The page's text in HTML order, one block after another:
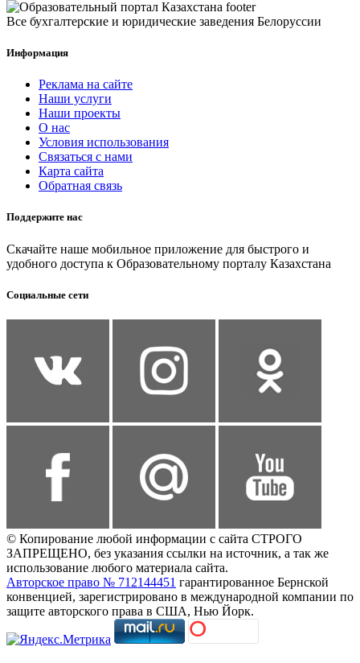
Все бухгалтерские и юридические заведения Белоруссии
Информация
Реклама на сайте
Наши услуги
Наши проекты
О нас
Условия использования
Связаться с нами
Карта сайта
Обратная связь
Поддержите нас
Скачайте наше мобильное приложение для быстрого и
удобного доступа к Образовательному порталу Казахстана
Социальные сети
© Копирование любой информации с сайта СТРОГО
ЗАПРЕЩЕНО, без указания ссылки на источник, а так же
использование любого материала сайта.
Авторское право № 712144451 гарантированное Бернской
конвенцией, зарегистрировано в международной компании по
защите авторского права в США, Нью Йорк.